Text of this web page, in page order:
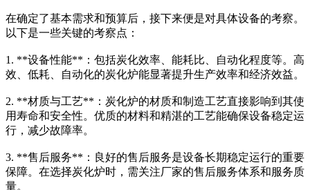
在确定了基本需求和预算后，接下来便是对具体设备的考察。
以下是一些关键的考察点：
1. **设备性能**：包括炭化效率、能耗比、自动化程度等。高
效、低耗、自动化的炭化炉能显著提升生产效率和经济效益。
2. **材质与工艺**：炭化炉的材质和制造工艺直接影响到其使
用寿命和安全性。优质的材料和精湛的工艺能确保设备稳定运
行，减少故障率。
3. **售后服务**：良好的售后服务是设备长期稳定运行的重要
保障。在选择炭化炉时，需关注厂家的售后服务体系和服务质
量。